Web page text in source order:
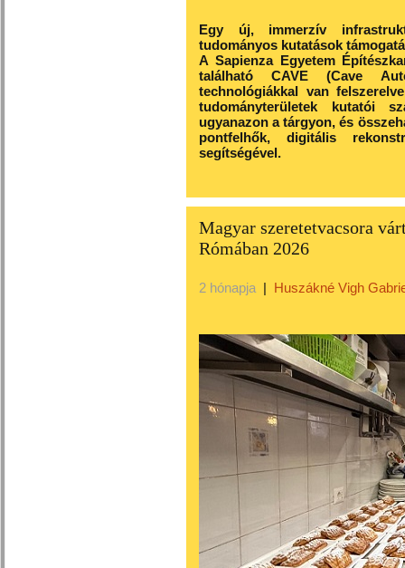
Egy új, immerzív
tudományos kutatások
A Sapienza Egyetem
található CAVE (Cave
technológiákkal van
tudományterületek kutatói
ugyanazon a tárgyon, és
pontfelhők, digitális
segítségével.
Magyar szeretetvacsora
Rómában 2026
2 hónapja | Huszákné Vigh